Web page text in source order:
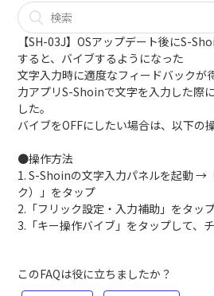
【SH-03J】OSアップデート後にS-
すると、バイブするようになった
文字入力時に適度なフィードバックが
力アプリS-Shoinで文字を入力した際
した。
バイブをOFFにしたい場合は、以下の
●操作方法
1. S-Shoinの文字入力パネルを起動 →
ク）」をタップ
2.「フリック設定・入力補助」をタッ
3.「キー操作バイブ」をタップして、
このFAQは役に立ちましたか？